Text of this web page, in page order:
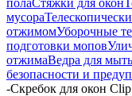
полаСтяжки для окон
мусора
отжимомУборочные
подготовки мопов
отжимаВедра для
безопасности и
-Скребок для окон Clip